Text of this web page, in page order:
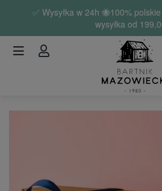
✅ Wysyłka w 24h 🐝100%
wysyłka od